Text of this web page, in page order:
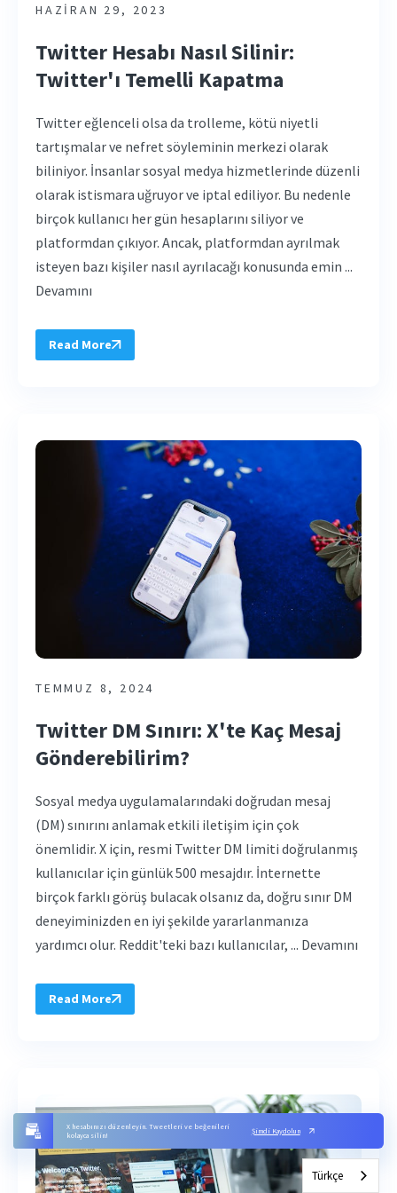
X hesabınızı düzenleyin. Tweetleri ve beğenileri
kolayca silin!
Şimdi Kaydolun
HAZIRAN 29, 2023
Twitter Hesabı Nasıl Silinir:
Twitter'ı Temelli Kapatma
Twitter eğlenceli olsa da trolleme, kötü niyetli
tartışmalar ve nefret söyleminin merkezi olarak
biliniyor. İnsanlar sosyal medya hizmetlerinde düzenli
olarak istismara uğruyor ve iptal ediliyor. Bu nedenle
birçok kullanıcı her gün hesaplarını siliyor ve
platformdan çıkıyor. Ancak, platformdan ayrılmak
isteyen bazı kişiler nasıl ayrılacağı konusunda emin ...
Devamını
Read More
TEMMUZ 8, 2024
Twitter DM Sınırı: X'te Kaç Mesaj
Gönderebilirim?
Sosyal medya uygulamalarındaki doğrudan mesaj
(DM) sınırını anlamak etkili iletişim için çok
önemlidir. X için, resmi Twitter DM limiti doğrulanmış
kullanıcılar için günlük 500 mesajdır. İnternette
birçok farklı görüş bulacak olsanız da, doğru sınır DM
deneyiminizden en iyi şekilde yararlanmanıza
yardımcı olur. Reddit'teki bazı kullanıcılar, ... Devamını
Read More
Türkçe